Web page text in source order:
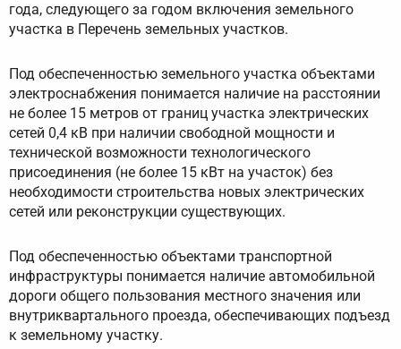
года, следующего за годом включения земельного
участка в Перечень земельных участков.
Под обеспеченностью земельного участка объектами
электроснабжения понимается наличие на расстоянии
не более 15 метров от границ участка электрических
сетей 0,4 кВ при наличии свободной мощности и
технической возможности технологического
присоединения (не более 15 кВт на участок) без
необходимости строительства новых электрических
сетей или реконструкции существующих.
Под обеспеченностью объектами транспортной
инфраструктуры понимается наличие автомобильной
дороги общего пользования местного значения или
внутриквартального проезда, обеспечивающих подъезд
к земельному участку.